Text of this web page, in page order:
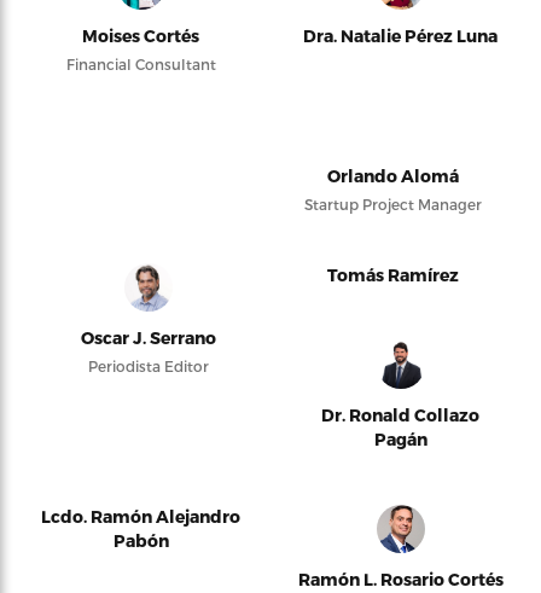
Moises Cortés
Financial Consultant
Dra. Natalie Pérez Luna
Orlando Alomá
Startup Project Manager
Oscar J. Serrano
Periodista Editor
Tomás Ramírez
Dr. Ronald Collazo
Pagán
Lcdo. Ramón Alejandro
Pabón
Ramón L. Rosario Cortés